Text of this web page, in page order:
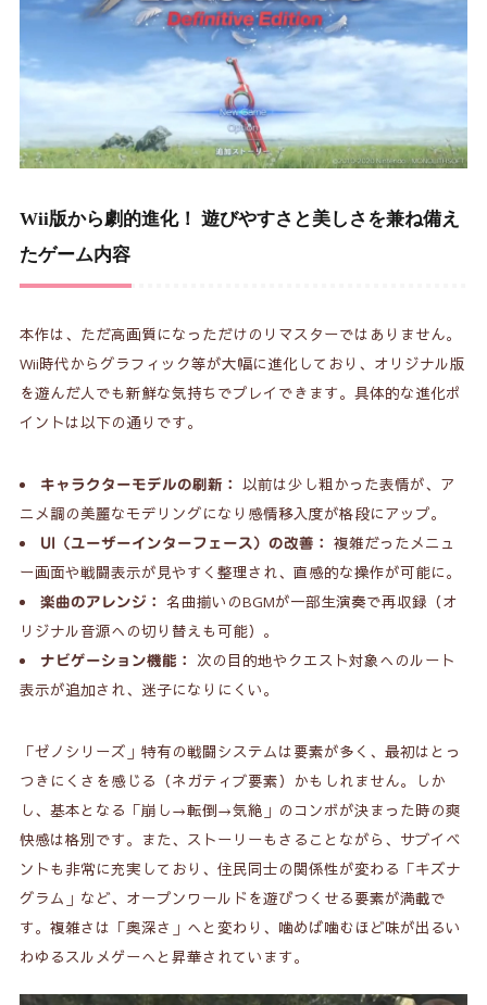
Wii版から劇的進化！ 遊びやすさと美しさを兼ね備え
たゲーム内容
本作は、ただ高画質になっただけのリマスターではありません。
Wii時代からグラフィック等が大幅に進化しており、オリジナル版
を遊んだ人でも新鮮な気持ちでプレイできます。具体的な進化ポ
イントは以下の通りです。
キャラクターモデルの刷新：
以前は少し粗かった表情が、ア
ニメ調の美麗なモデリングになり感情移入度が格段にアップ。
UI（ユーザーインターフェース）の改善：
複雑だったメニュ
ー画面や戦闘表示が見やすく整理され、直感的な操作が可能に。
楽曲のアレンジ：
名曲揃いのBGMが一部生演奏で再収録（オ
リジナル音源への切り替えも可能）。
ナビゲーション機能：
次の目的地やクエスト対象へのルート
表示が追加され、迷子になりにくい。
「ゼノシリーズ」特有の戦闘システムは要素が多く、最初はとっ
つきにくさを感じる（ネガティブ要素）かもしれません。しか
し、基本となる「崩し→転倒→気絶」のコンボが決まった時の爽
快感は格別です。また、ストーリーもさることながら、サブイベ
ントも非常に充実しており、住民同士の関係性が変わる「キズナ
グラム」など、オープンワールドを遊びつくせる要素が満載で
す。複雑さは「奥深さ」へと変わり、噛めば噛むほど味が出るい
わゆるスルメゲーへと昇華されています。